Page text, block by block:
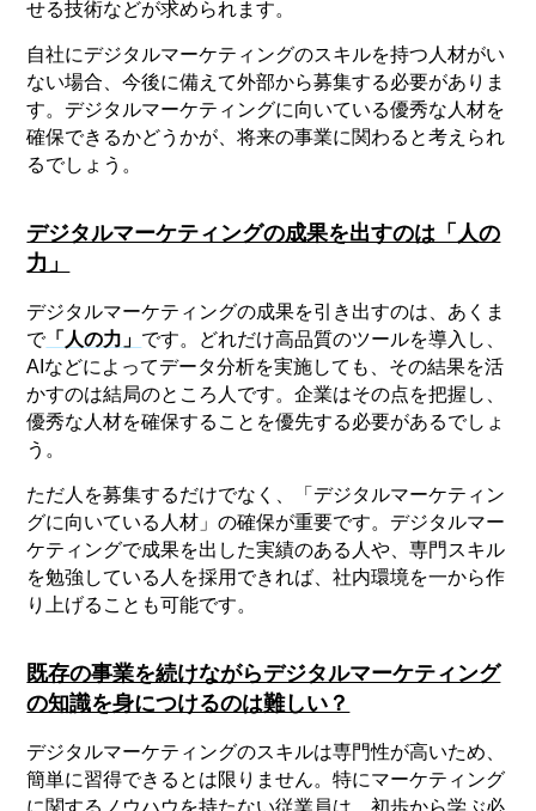
せる技術などが求められます。
自社にデジタルマーケティングのスキルを持つ人材がい
ない場合、今後に備えて外部から募集する必要がありま
す。デジタルマーケティングに向いている優秀な人材を
確保できるかどうかが、将来の事業に関わると考えられ
るでしょう。
デジタルマーケティングの成果を出すのは「人の
力」
デジタルマーケティングの成果を引き出すのは、あくま
で「人の力」 です。どれだけ高品質のツールを導入し、
AIなどによってデータ分析を実施しても、その結果を活
かすのは結局のところ人です。企業はその点を把握し、
優秀な人材を確保することを優先する必要があるでしょ
う。
ただ人を募集するだけでなく、「デジタルマーケティン
グに向いている人材」の確保が重要です。デジタルマー
ケティングで成果を出した実績のある人や、専門スキル
を勉強している人を採用できれば、社内環境を一から作
り上げることも可能です。
既存の事業を続けながらデジタルマーケティング
の知識を身につけるのは難しい？
デジタルマーケティングのスキルは専門性が高いため、
簡単に習得できるとは限りません。特にマーケティング
に関するノウハウを持たない従業員は、初歩から学ぶ必